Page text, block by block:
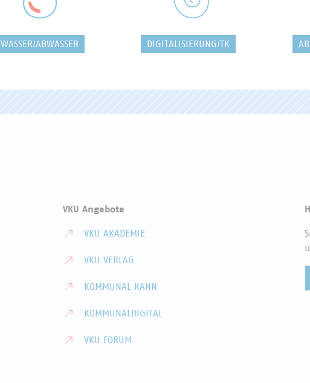
WASSER/ABWASSER DIGITALISIERUNG/TK
VKU Angebote
VKU AKADEMIE
VKU VERLAG
KOMMUNAL KANN
KOMMUNALDIGITAL
VKU FORUM